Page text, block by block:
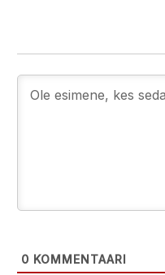
0 KOMMENTAARI